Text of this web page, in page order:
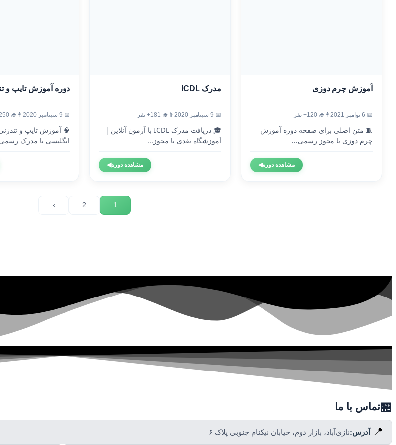
آموزش چرم دوزی
📅 6 نوامبر 2021 👨‍🎓 120+ نفر
🧵 متن اصلی برای صفحه دوره آموزش
چرم دوزی با مجوز رسمی...
مشاهده دوره◀
مدرک ICDL
📅 9 سپتامبر 2020 👨‍🎓 181+ نفر
🎓 دریافت مدرک ICDL با آزمون آنلاین |
آموزشگاه نقدی با مجوز...
مشاهده دوره◀
دوره آموزش تایپ و
📅 9 سپتامبر 2020 👨‍🎓 250+ نفر
🧠 آموزش تایپ و
انگلیسی با مدرک
1
2
›
🏪تماس با ما
📍 آدرس:نازی‌آباد، بازار دوم، خیابان نیکنام جنوبی پلاک ۶